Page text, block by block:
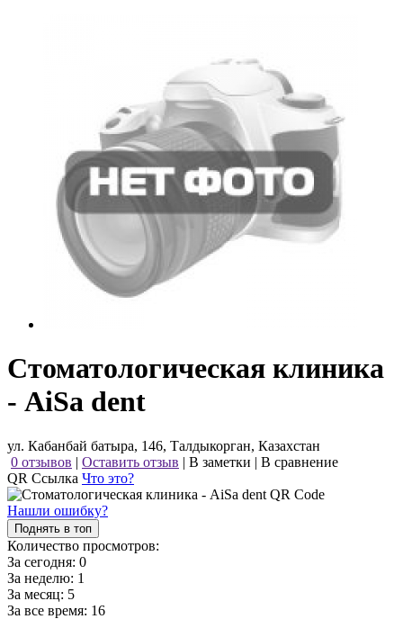
Стоматологическая клиника
- AiSa dent
ул. Кабанбай батыра, 146, Талдыкорган, Казахстан
0 отзывов | Оставить отзыв | В заметки | В сравнение
QR Ссылка Что это?
Нашли ошибку?
Поднять в топ
Количество просмотров:
За сегодня: 0
За неделю: 1
За месяц: 5
За все время: 16